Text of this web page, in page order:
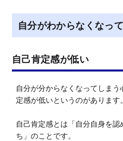
自分がわからなくなっ
自己肯定感が低い
自分が分からなくなってしま
定感が低いというのがあります。
自己肯定感とは「自分自身を
ち」のことです。